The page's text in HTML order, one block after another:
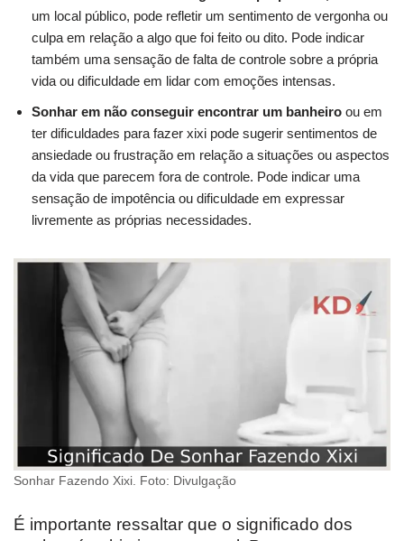
um local público, pode refletir um sentimento de vergonha ou
culpa em relação a algo que foi feito ou dito. Pode indicar
também uma sensação de falta de controle sobre a própria
vida ou dificuldade em lidar com emoções intensas.
Sonhar em não conseguir encontrar um banheiro ou em
ter dificuldades para fazer xixi pode sugerir sentimentos de
ansiedade ou frustração em relação a situações ou aspectos
da vida que parecem fora de controle. Pode indicar uma
sensação de impotência ou dificuldade em expressar
livremente as próprias necessidades.
Sonhar Fazendo Xixi. Foto: Divulgação
É importante ressaltar que o significado dos